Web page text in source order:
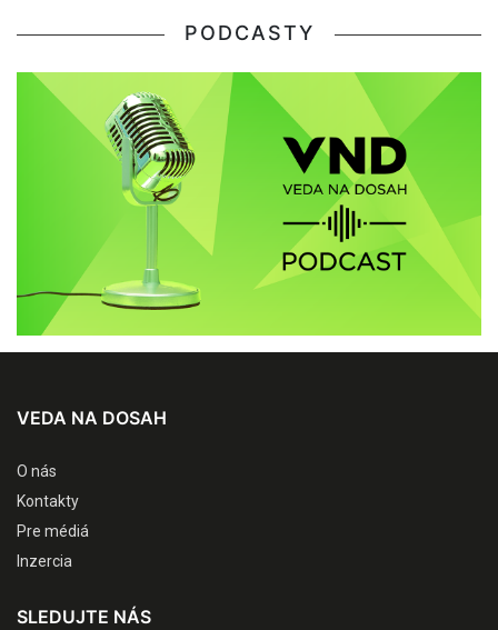
PODCASTY
VEDA NA DOSAH
O nás
Kontakty
Pre médiá
Inzercia
SLEDUJTE NÁS